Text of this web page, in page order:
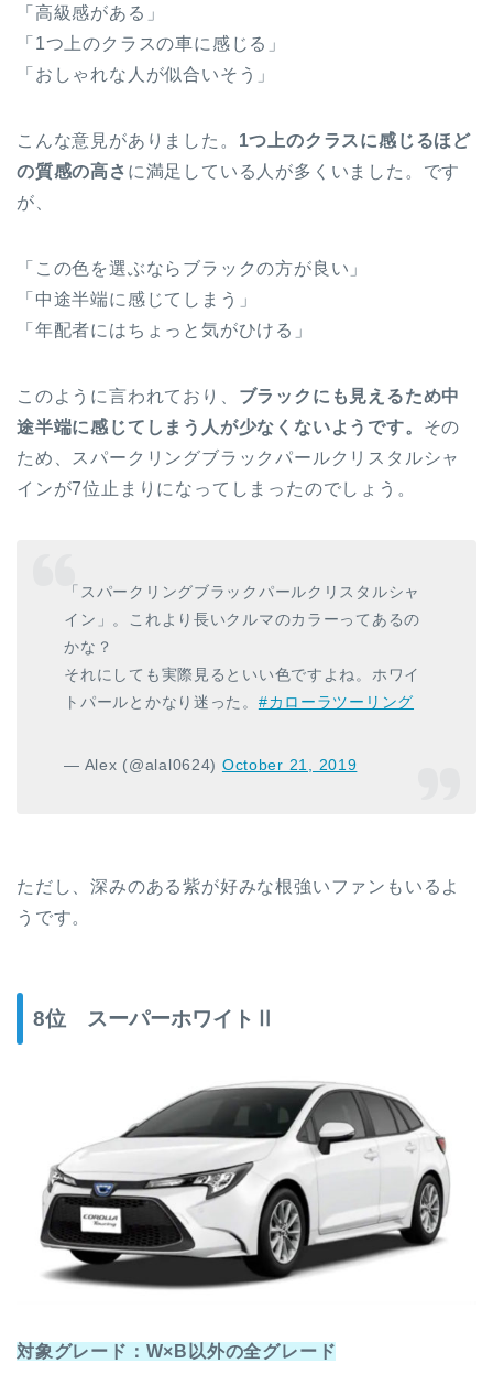
「高級感がある」
「1つ上のクラスの車に感じる」
「おしゃれな人が似合いそう」
こんな意見がありました。 1つ上のクラスに感じるほど
の質感の高さ に満足している人が多くいました。です
が、
「この色を選ぶならブラックの方が良い」
「中途半端に感じてしまう」
「年配者にはちょっと気がひける」
このように言われており、 ブラックにも見えるため中
途半端に感じてしまう人が少なくないようです。 その
ため、スパークリングブラックパールクリスタルシャ
インが7位止まりになってしまったのでしょう。
「スパークリングブラックパールクリスタルシャ
イン」。これより長いクルマのカラーってあるの
かな？
それにしても実際見るといい色ですよね。ホワイ
トパールとかなり迷った。 #カローラツーリング
— Alex (@alal0624) October 21, 2019
ただし、深みのある紫が好みな根強いファンもいるよ
うです。
8位 スーパーホワイトⅡ
対象グレード：W×B以外の全グレード